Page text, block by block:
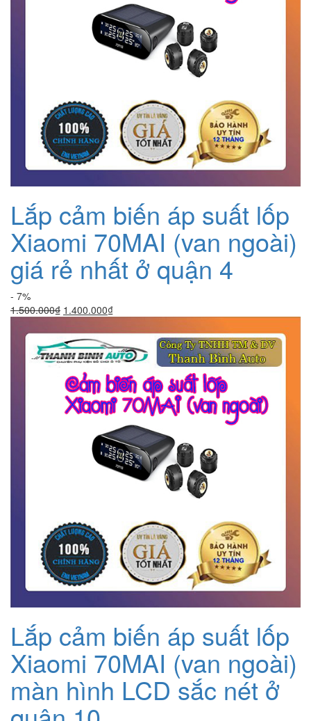
Lắp cảm biến áp suất lốp
Xiaomi 70MAI (van ngoài)
giá rẻ nhất ở quận 4
- 7%
1.500.000₫ Giá
là:
1.500.000₫.
1.400.000₫Giá
tại
là:
1.400.000₫.
Lắp cảm biến áp suất lốp
Xiaomi 70MAI (van ngoài)
màn hình LCD sắc nét ở